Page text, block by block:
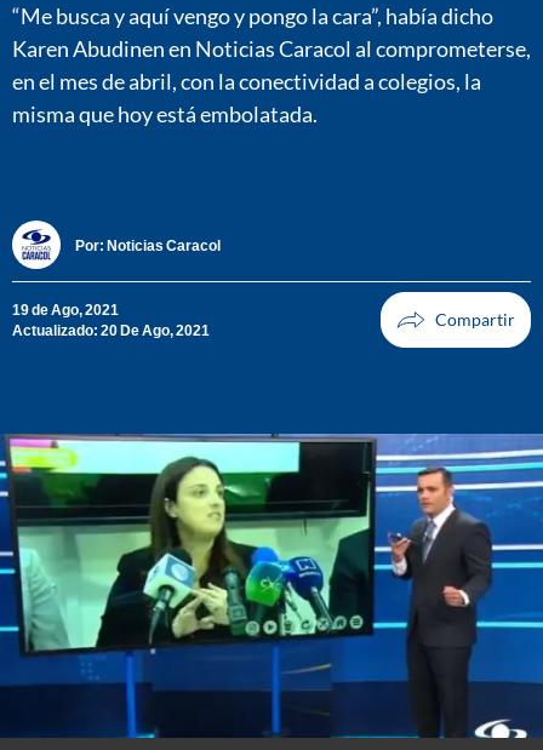
“Me busca y aquí vengo y pongo la cara”, había dicho
Karen Abudinen en Noticias Caracol al comprometerse,
en el mes de abril, con la conectividad a colegios, la
misma que hoy está embolatada.
Por: Noticias Caracol
19 de Ago, 2021
Actualizado: 20 De Ago, 2021